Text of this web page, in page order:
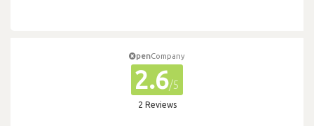
penCompany
2.6/5
2 Reviews